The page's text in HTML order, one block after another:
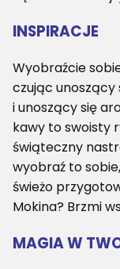
INSPIRACJE
Wyobraźcie
czując
i unoszący się
kawy to swoisty
świąteczny
wyobraź to
świeżo
Mokina? Brzmi
MAGIA W